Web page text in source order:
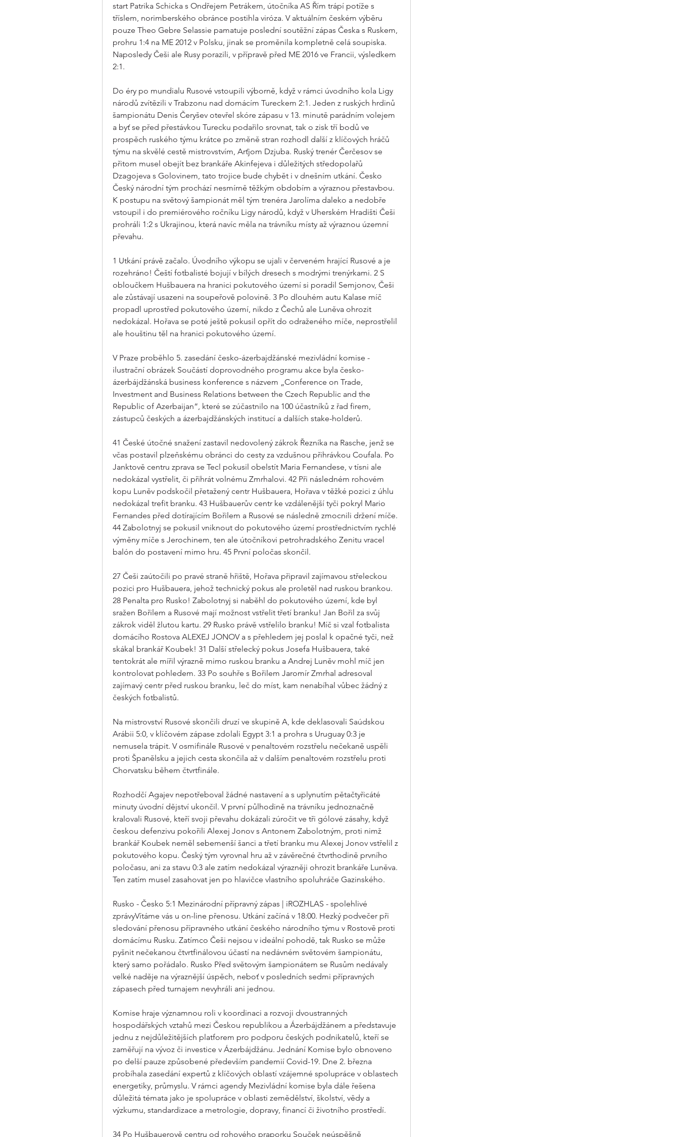
start Patrika Schicka s Ondřejem Petrákem, útočníka AS Řím trápí potíže s
tříslem, norimberského obránce postihla viróza. V aktuálním českém výběru
pouze Theo Gebre Selassie pamatuje poslední soutěžní zápas Česka s Ruskem,
prohru 1:4 na ME 2012 v Polsku, jinak se proměnila kompletně celá soupiska.
Naposledy Češi ale Rusy porazili, v přípravě před ME 2016 ve Francii, výsledkem
2:1.
Do éry po mundialu Rusové vstoupili výborně, když v rámci úvodního kola Ligy
národů zvítězili v Trabzonu nad domácím Tureckem 2:1. Jeden z ruských hrdinů
šampionátu Denis Čeryšev otevřel skóre zápasu v 13. minutě parádním volejem
a byť se před přestávkou Turecku podařilo srovnat, tak o zisk tří bodů ve
prospěch ruského týmu krátce po změně stran rozhodl další z klíčových hráčů
týmu na skvělé cestě mistrovstvím, Arťjom Dzjuba. Ruský trenér Čerčesov se
přitom musel obejít bez brankáře Akinfejeva i důležitých středopolařů
Dzagojeva s Golovinem, tato trojice bude chybět i v dnešním utkání. Česko
Český národní tým prochází nesmírně těžkým obdobím a výraznou přestavbou.
K postupu na světový šampionát měl tým trenéra Jarolíma daleko a nedobře
vstoupil i do premiérového ročníku Ligy národů, když v Uherském Hradišti Češi
prohráli 1:2 s Ukrajinou, která navíc měla na trávníku místy až výraznou územní
převahu.
1 Utkání právě začalo. Úvodního výkopu se ujali v červeném hrající Rusové a je
rozehráno! Čeští fotbalisté bojují v bílých dresech s modrými trenýrkami. 2 S
obloučkem Hušbauera na hranici pokutového území si poradil Semjonov, Češi
ale zůstávají usazeni na soupeřově polovině. 3 Po dlouhém autu Kalase míč
propadl uprostřed pokutového území, nikdo z Čechů ale Luněva ohrozit
nedokázal. Hořava se poté ještě pokusil opřít do odraženého míče, neprostřelil
ale houštinu těl na hranici pokutového území.
V Praze proběhlo 5. zasedání česko-ázerbajdžánské mezivládní komise -
ilustrační obrázek Součástí doprovodného programu akce byla česko-
ázerbájdžánská business konference s názvem „Conference on Trade,
Investment and Business Relations between the Czech Republic and the
Republic of Azerbaijan“, které se zúčastnilo na 100 účastníků z řad firem,
zástupců českých a ázerbajdžánských institucí a dalších stake-holderů.
41 České útočné snažení zastavil nedovolený zákrok Řezníka na Rasche, jenž se
včas postavil plzeňskému obránci do cesty za vzdušnou přihrávkou Coufala. Po
Janktově centru zprava se Tecl pokusil obelstít Maria Fernandese, v tísni ale
nedokázal vystřelit, či přihrát volnému Zmrhalovi. 42 Při následném rohovém
kopu Luněv podskočil přetažený centr Hušbauera, Hořava v těžké pozici z úhlu
nedokázal trefit branku. 43 Hušbauerův centr ke vzdálenější tyči pokryl Mario
Fernandes před dotírajícím Bořilem a Rusové se následně zmocnili držení míče.
44 Zabolotnyj se pokusil vniknout do pokutového území prostřednictvím rychlé
výměny míče s Jerochinem, ten ale útočníkovi petrohradského Zenitu vracel
balón do postavení mimo hru. 45 První poločas skončil.
27 Češi zaútočili po pravé straně hřiště, Hořava připravil zajímavou střeleckou
pozici pro Hušbauera, jehož technický pokus ale proletěl nad ruskou brankou.
28 Penalta pro Rusko! Zabolotnyj si naběhl do pokutového území, kde byl
sražen Bořilem a Rusové mají možnost vstřelit třetí branku! Jan Bořil za svůj
zákrok viděl žlutou kartu. 29 Rusko právě vstřelilo branku! Míč si vzal fotbalista
domácího Rostova ALEXEJ JONOV a s přehledem jej poslal k opačné tyči, než
skákal brankář Koubek! 31 Další střelecký pokus Josefa Hušbauera, také
tentokrát ale mířil výrazně mimo ruskou branku a Andrej Luněv mohl míč jen
kontrolovat pohledem. 33 Po souhře s Bořilem Jaromír Zmrhal adresoval
zajímavý centr před ruskou branku, leč do míst, kam nenabíhal vůbec žádný z
českých fotbalistů.
Na mistrovství Rusové skončili druzí ve skupině A, kde deklasovali Saúdskou
Arábii 5:0, v klíčovém zápase zdolali Egypt 3:1 a prohra s Uruguay 0:3 je
nemusela trápit. V osmifinále Rusové v penaltovém rozstřelu nečekaně uspěli
proti Španělsku a jejich cesta skončila až v dalším penaltovém rozstřelu proti
Chorvatsku během čtvrtfinále.
Rozhodčí Agajev nepotřeboval žádné nastavení a s uplynutím pětačtyřicáté
minuty úvodní dějství ukončil. V první půlhodině na trávníku jednoznačně
kralovali Rusové, kteří svoji převahu dokázali zúročit ve tři gólové zásahy, když
českou defenzivu pokořili Alexej Jonov s Antonem Zabolotným, proti nimž
brankář Koubek neměl sebemenší šanci a třetí branku mu Alexej Jonov vstřelil z
pokutového kopu. Český tým vyrovnal hru až v závěrečné čtvrthodině prvního
poločasu, ani za stavu 0:3 ale zatím nedokázal výrazněji ohrozit brankáře Luněva.
Ten zatím musel zasahovat jen po hlavičce vlastního spoluhráče Gazinského.
Rusko - Česko 5:1 Mezinárodní přípravný zápas | iROZHLAS - spolehlivé
zprávyVítáme vás u on-line přenosu. Utkání začíná v 18:00. Hezký podvečer při
sledování přenosu přípravného utkání českého národního týmu v Rostově proti
domácímu Rusku. Zatímco Češi nejsou v ideální pohodě, tak Rusko se může
pyšnit nečekanou čtvrtfinálovou účastí na nedávném světovém šampionátu,
který samo pořádalo. Rusko Před světovým šampionátem se Rusům nedávaly
velké naděje na výraznější úspěch, neboť v posledních sedmi přípravných
zápasech před turnajem nevyhráli ani jednou.
Komise hraje významnou roli v koordinaci a rozvoji dvoustranných
hospodářských vztahů mezi Českou republikou a Ázerbájdžánem a představuje
jednu z nejdůležitějších platforem pro podporu českých podnikatelů, kteří se
zaměřují na vývoz či investice v Ázerbájdžánu. Jednání Komise bylo obnoveno
po delší pauze způsobené především pandemií Covid-19. Dne 2. března
probíhala zasedání expertů z klíčových oblastí vzájemné spolupráce v oblastech
energetiky, průmyslu. V rámci agendy Mezivládní komise byla dále řešena
důležitá témata jako je spolupráce v oblasti zemědělství, školství, vědy a
výzkumu, standardizace a metrologie, dopravy, financí či životního prostředí.
34 Po Hušbauerově centru od rohového praporku Souček neúspěšně